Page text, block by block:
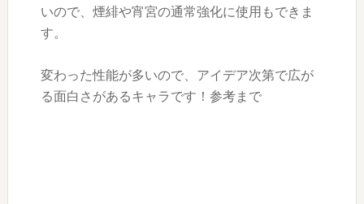
いので、煙緋や宵宮の通常強化に使用もできま
す。
変わった性能が多いので、アイデア次第で広が
る面白さがあるキャラです！参考まで